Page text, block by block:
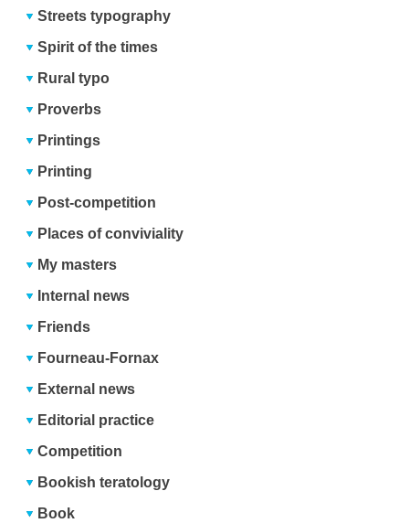
Streets typography
Spirit of the times
Rural typo
Proverbs
Printings
Printing
Post-competition
Places of conviviality
My masters
Internal news
Friends
Fourneau-Fornax
External news
Editorial practice
Competition
Bookish teratology
Book